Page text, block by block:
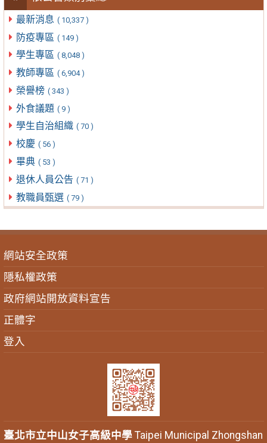
最新消息 ( 10,337 )
防疫專區 ( 149 )
學生專區 ( 8,048 )
教師專區 ( 6,904 )
榮譽榜 ( 343 )
外食議題 ( 9 )
學生自治組織 ( 70 )
校慶 ( 56 )
畢典 ( 53 )
退休人員公告 ( 71 )
教職員甄選 ( 79 )
網站安全政策
隱私權政策
政府網站開放資料宣告
正體字
登入
臺北市立中山女子高級中學Taipei Municipal Zhongshan